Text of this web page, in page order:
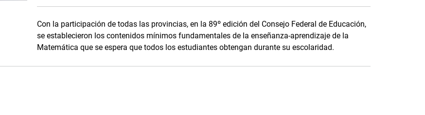
Con la participación de todas las provincias, en la 89º edición del Consejo Federal de Educación,
se establecieron los contenidos mínimos fundamentales de la enseñanza-aprendizaje de la
Matemática que se espera que todos los estudiantes obtengan durante su escolaridad.